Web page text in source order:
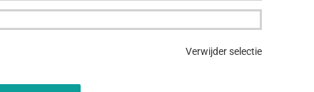
Verwijder selectie